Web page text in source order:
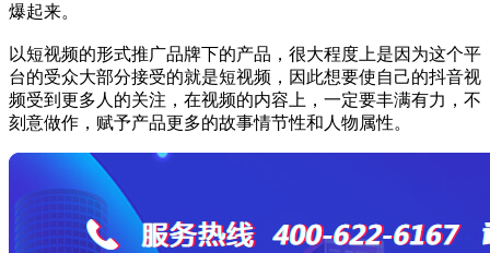
爆起来。
以短视频的形式推广品牌下的产品，很大程度上是因为这个平
台的受众大部分接受的就是短视频，因此想要使自己的抖音视
频受到更多人的关注，在视频的内容上，一定要丰满有力，不
刻意做作，赋予产品更多的故事情节性和人物属性。